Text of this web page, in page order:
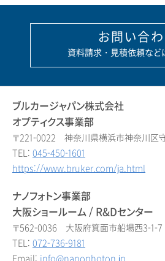
お問い合
資料請求・見積依頼など
ブルカージャパン株式会社
オプティクス事業部
〒221-0022 神奈川県横浜市神奈川区
TEL: 045-450-1601
https://www.bruker.com/ja.html
ナノフォトン事業部
大阪ショールーム / R&Dセンター
〒562-0036 大阪府箕面市船場西3-1-7
TEL: 072-736-9181